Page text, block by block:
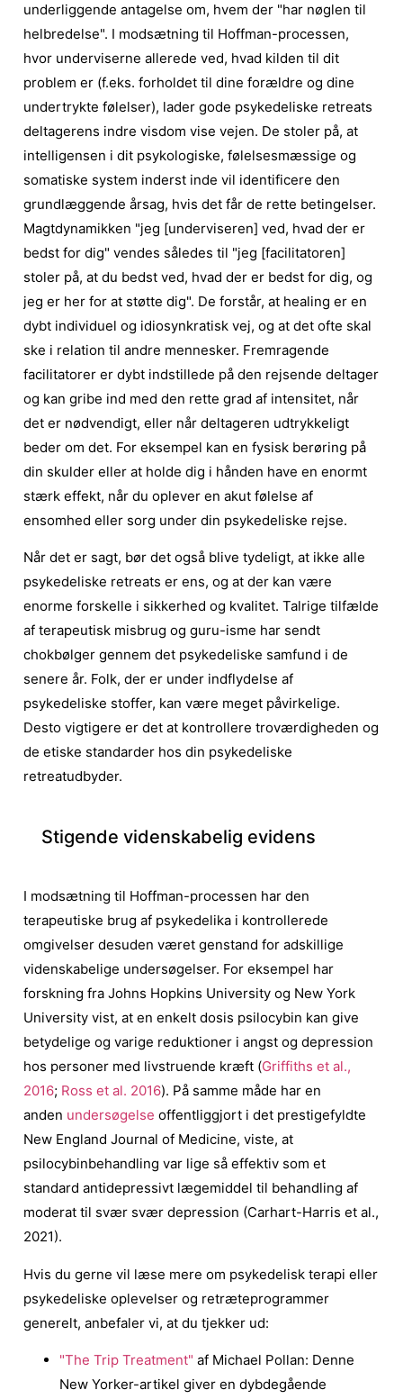
underliggende antagelse om, hvem der "har nøglen til
helbredelse". I modsætning til Hoffman-processen,
hvor underviserne allerede ved, hvad kilden til dit
problem er (f.eks. forholdet til dine forældre og dine
undertrykte følelser), lader gode psykedeliske retreats
deltagerens indre visdom vise vejen. De stoler på, at
intelligensen i dit psykologiske, følelsesmæssige og
somatiske system inderst inde vil identificere den
grundlæggende årsag, hvis det får de rette betingelser.
Magtdynamikken "jeg [underviseren] ved, hvad der er
bedst for dig" vendes således til "jeg [facilitatoren]
stoler på, at du bedst ved, hvad der er bedst for dig, og
jeg er her for at støtte dig". De forstår, at healing er en
dybt individuel og idiosynkratisk vej, og at det ofte skal
ske i relation til andre mennesker. Fremragende
facilitatorer er dybt indstillede på den rejsende deltager
og kan gribe ind med den rette grad af intensitet, når
det er nødvendigt, eller når deltageren udtrykkeligt
beder om det. For eksempel kan en fysisk berøring på
din skulder eller at holde dig i hånden have en enormt
stærk effekt, når du oplever en akut følelse af
ensomhed eller sorg under din psykedeliske rejse.
Når det er sagt, bør det også blive tydeligt, at ikke alle
psykedeliske retreats er ens, og at der kan være
enorme forskelle i sikkerhed og kvalitet. Talrige tilfælde
af terapeutisk misbrug og guru-isme har sendt
chokbølger gennem det psykedeliske samfund i de
senere år. Folk, der er under indflydelse af
psykedeliske stoffer, kan være meget påvirkelige.
Desto vigtigere er det at kontrollere troværdigheden og
de etiske standarder hos din psykedeliske
retreatudbyder.
Stigende videnskabelig evidens
I modsætning til Hoffman-processen har den
terapeutiske brug af psykedelika i kontrollerede
omgivelser desuden været genstand for adskillige
videnskabelige undersøgelser. For eksempel har
forskning fra Johns Hopkins University og New York
University vist, at en enkelt dosis psilocybin kan give
betydelige og varige reduktioner i angst og depression
hos personer med livstruende kræft (Griffiths et al.,
2016; Ross et al. 2016). På samme måde har en
anden undersøgelse offentliggjort i det prestigefyldte
New England Journal of Medicine, viste, at
psilocybinbehandling var lige så effektiv som et
standard antidepressivt lægemiddel til behandling af
moderat til svær svær depression (Carhart-Harris et al.,
2021).
Hvis du gerne vil læse mere om psykedelisk terapi eller
psykedeliske oplevelser og retræteprogrammer
generelt, anbefaler vi, at du tjekker ud:
"The Trip Treatment" af Michael Pollan: Denne
New Yorker-artikel giver en dybdegående